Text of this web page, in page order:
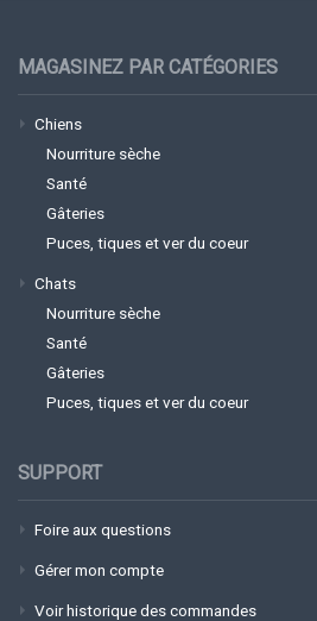
MAGASINEZ PAR CATÉGORIES
Chiens
Nourriture sèche
Santé
Gâteries
Puces, tiques et ver du coeur
Chats
Nourriture sèche
Santé
Gâteries
Puces, tiques et ver du coeur
SUPPORT
Foire aux questions
Gérer mon compte
Voir historique des commandes